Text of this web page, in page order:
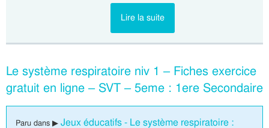
Lire la suite
Le système respiratoire niv 1 – Fiches exercice
gratuit en ligne – SVT – 5eme : 1ere Secondaire
Paru dans ▶ Jeux éducatifs - Le système respiratoire :